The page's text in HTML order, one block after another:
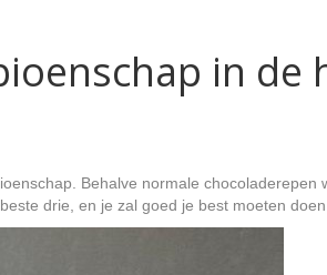
in de
Behalve normale
drie, en je zal goed je best moeten